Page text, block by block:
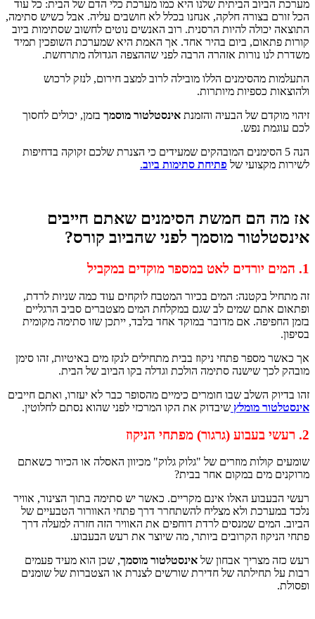
הביתית שלנו היא כמו מערכת כלי הדם של הבית: כל עוד
בצורה חלקה, אנחנו בכלל לא חושבים עליה. אבל כשיש סתימה,
להיות הרסנית. רוב האנשים נוטים לחשוב שסתימות ביוב
ביום בהיר אחד. אך האמת היא שמערכת השופכין תמיד
נורות אזהרה הרבה לפני שההצפה הגדולה מתרחשת.
מהסימנים הללו מובילה לרוב למצב חירום, לנזק לרכוש
כספיות מיותרות.
של הבעיה והזמנתאינסטלטור מוסמךבזמן, יכולים לחסוך
נפש.
5 הסימנים המובהקים שמעידים כי הצנרת שלכם זקוקה בדחיפות
שלפתיחת סתימות ביוב.
הם חמשת הסימנים שאתם חייבים
מוסמך לפני שהביוב קורס?
בקטנה: המים בכיור המטבח לוקחים עוד כמה שניות לרדת,
שמים לב שגם במקלחת המים מצטברים סביב הרגליים
אם מדובר במוקד אחד בלבד, ייתכן שזו סתימה מקומית
פתחי ניקוז בבית מתחילים לנקז מים באיטיות, זהו סימן
שישנה סתימה הולכת וגדלה בקו הביוב של הבית.
השלב שבו חומרים כימיים מהסופר כבר לא יעזרו, ואתם חייבים
מומלץ שיבדוק את הקו המרכזי לפני שהוא נסתם לחלוטין.
מוזרים של "גלוק גלוק" מכיוון האסלה או הכיור כשאתם
מים במקום אחר בבית?
האלו אינם מקריים. כאשר יש סתימה בתוך הצינור, אוויר
ולא מצליח להשתחרר דרך פתחי האוורור הטבעיים של
שמנסים לרדת דוחפים את האוויר הזה חזרה למעלה דרך
הקרובים ביותר, מה שיוצר את רעש הבעבוע.
מצריך אבחון שלאינסטלטור מוסמך, שכן הוא מעיד פעמים
תחילתה של חדירת שורשים לצנרת או הצטברות של שומנים